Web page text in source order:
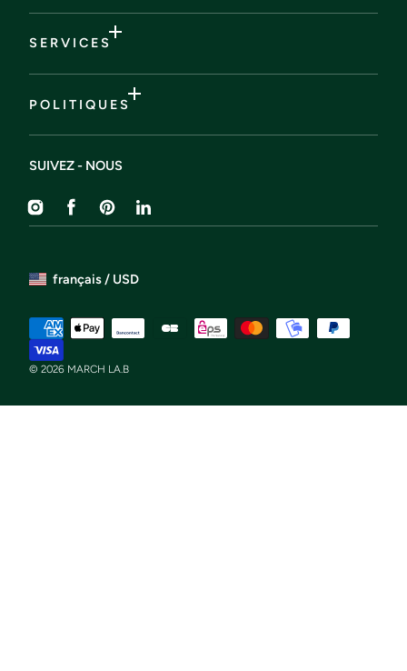
S E R V I C E S
P O L I T I Q U E S
SUIVEZ - NOUS
InstagramFacebookPinterestLiendin
français / USD
Méthodes
de
payement
© 2026 MARCH LA.B